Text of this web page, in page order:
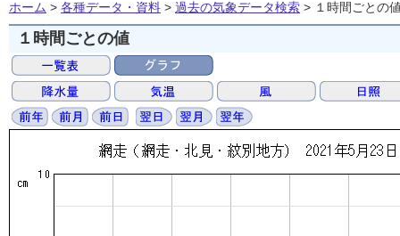
ホーム > 各種データ・資料 > 過去の気象データ検索 > １時間ごとの
１時間ごとの値